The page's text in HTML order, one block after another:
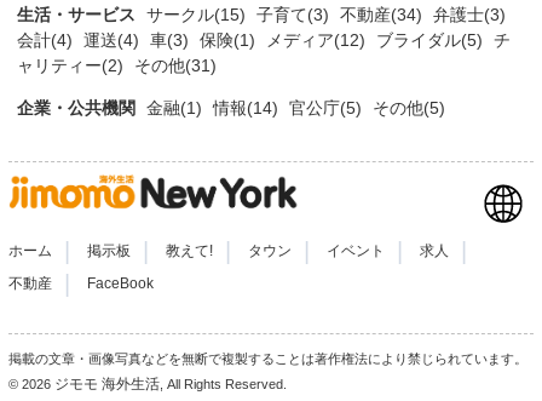
生活・サービス サークル(15) 子育て(3) 不動産(34)
弁護士(3)
会計(4)
運送(4) 車(3) 保険(1) メディア(12) ブライダル(5)
チ
ャリティー(2)
その他(31)
企業・公共機関 金融(1) 情報(14) 官公庁(5) その他(5)
ホーム 掲示板 教えて! タウン イベント 求人
不動産 FaceBook
掲載の文章・画像写真などを無断で複製することは著作権法により禁じられています。
© 2026 ジモモ 海外生活 , All Rights Reserved.